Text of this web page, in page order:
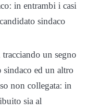
in entrambi i casi
sindaco
un segno
ed un altro
non collegata: in
sia al